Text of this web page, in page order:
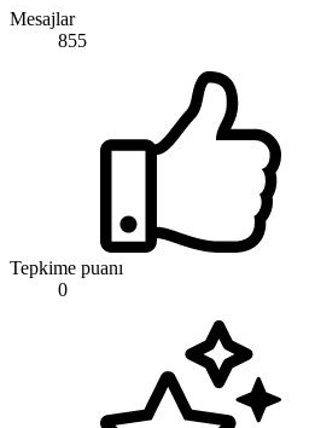
Mesajlar
855
Tepkime puanı
0